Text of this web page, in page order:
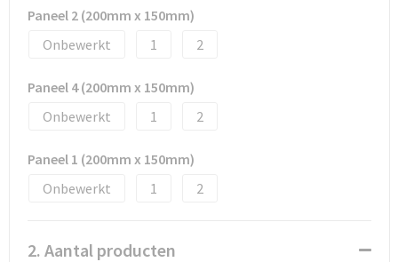
Promotietassen
Fietstassen
Reistassen
Paneel 2 (200mm x 150mm)
Onbewerkt
1 2
Paneel 4 (200mm x 150mm)
Onbewerkt
1 2
Paneel 1 (200mm x 150mm)
Onbewerkt
1 2
2. Aantal producten